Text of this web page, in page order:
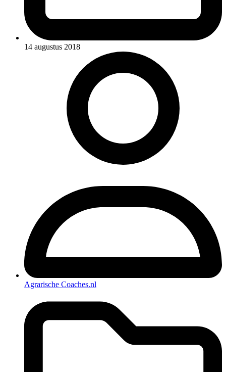
14 augustus 2018
Agrarische Coaches.nl